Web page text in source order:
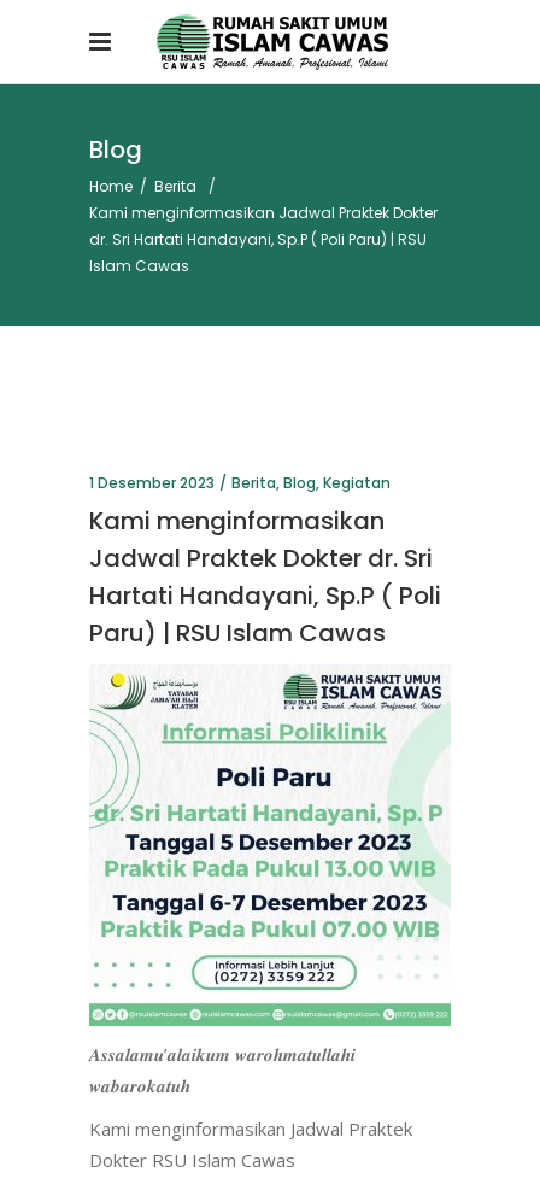
Blog
Home / Berita
/
Kami menginformasikan Jadwal Praktek Dokter
dr. Sri Hartati Handayani, Sp.P ( Poli Paru) | RSU
Islam Cawas
1 Desember 2023 Berita,Blog,Kegiatan
Kami menginformasikan
Jadwal Praktek Dokter dr. Sri
Hartati Handayani, Sp.P ( Poli
Paru) | RSU Islam Cawas
𝑨𝒔𝒔𝒂𝒍𝒂𝒎𝒖’𝒂𝒍𝒂𝒊𝒌𝒖𝒎 𝒘𝒂𝒓𝒐𝒉𝒎𝒂𝒕𝒖𝒍𝒍𝒂𝒉𝒊
𝒘𝒂𝒃𝒂𝒓𝒐𝒌𝒂𝒕𝒖𝒉
Kami menginformasikan Jadwal Praktek
Dokter RSU Islam Cawas